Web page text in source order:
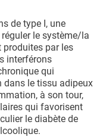
de type I, une
le système/la
produites par les
interférons
qui
dans le tissu adipeux
à son tour,
qui favorisent
le diabète de